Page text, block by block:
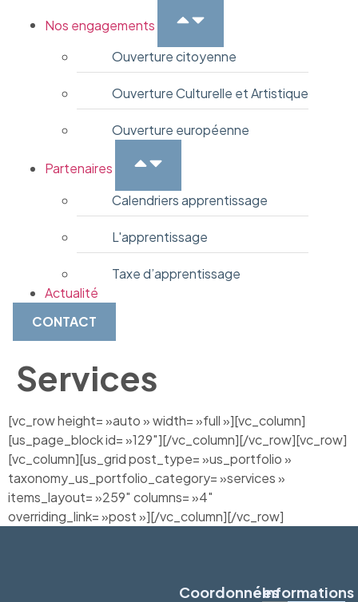
Nos engagements
Ouverture citoyenne
Ouverture Culturelle et Artistique
Ouverture européenne
Partenaires
Calendriers apprentissage
L'apprentissage
Taxe d’apprentissage
Actualité
CONTACT
Services
[vc_row height= »auto » width= »full »][vc_column]
[us_page_block id= »129″][/vc_column][/vc_row][vc_row]
[vc_column][us_grid post_type= »us_portfolio »
taxonomy_us_portfolio_category= »services »
items_layout= »259″ columns= »4″
overriding_link= »post »][/vc_column][/vc_row]
CoordonnéesInformations